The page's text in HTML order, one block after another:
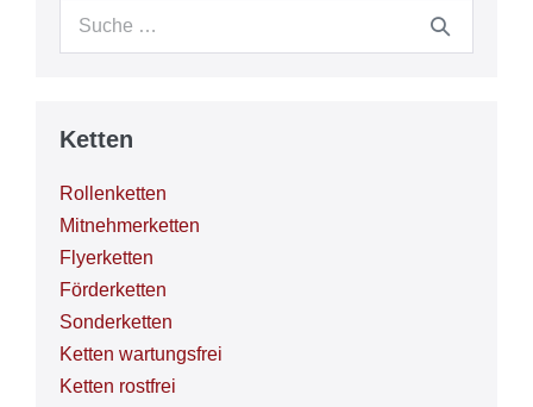
Suche
Ketten
Rollenketten
Mitnehmerketten
Flyerketten
Förderketten
Sonderketten
Ketten wartungsfrei
Ketten rostfrei